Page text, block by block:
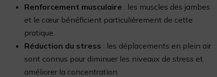
Renforcement musculaire : les muscles des jambes
et le cœur bénéficient particulièrement de cette
pratique.
Réduction du stress : les déplacements en plein air
sont connus pour diminuer les niveaux de stress et
améliorer la concentration.